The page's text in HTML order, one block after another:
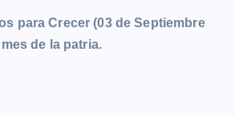
para Crecer (03 de Septiembre
de la patria.